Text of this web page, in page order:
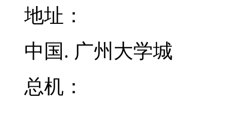
地址：
中国. 广州大学城
总机：